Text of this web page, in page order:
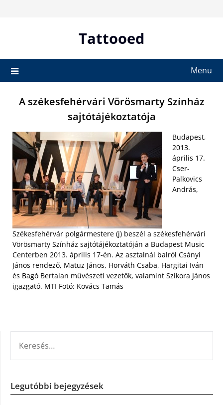
Tattooed
Menu
A székesfehérvári Vörösmarty Színház
sajtótájékoztatója
Budapest,
2013.
április 17.
Cser-
Palkovics
András,
Székesfehérvár polgármestere (j) beszél a székesfehérvári
Vörösmarty Színház sajtótájékoztatóján a Budapest Music
Centerben 2013. április 17-én. Az asztalnál balról Csányi
János rendező, Matuz János, Horváth Csaba, Hargitai Iván
és Bagó Bertalan művészeti vezetők, valamint Szikora János
igazgató. MTI Fotó: Kovács Tamás
Legutóbbi bejegyzések